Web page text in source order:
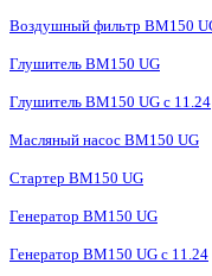
Воздушный фильтр BM150
Глушитель BM150 UG
Глушитель BM150 UG с 11.24
Масляный насос BM150 UG
Стартер BM150 UG
Генератор BM150 UG
Генератор BM150 UG с 11.24